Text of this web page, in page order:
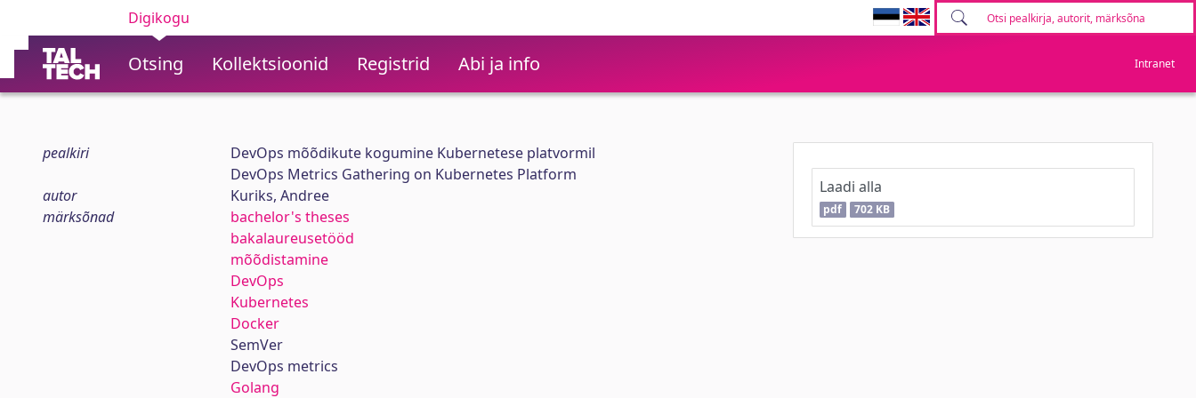
Digikogu
Otsing Kollektsioonid Registrid Abi ja info Intranet
pealkiri
DevOps mõõdikute kogumine Kubernetese platvormil
DevOps Metrics Gathering on Kubernetes Platform
autor
Kuriks, Andree
märksõnad
bachelor's theses
bakalaureusetööd
mõõdistamine
DevOps
Kubernetes
Docker
SemVer
DevOps metrics
Golang
Laadi alla
pdf 702 KB